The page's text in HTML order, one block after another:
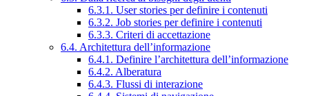
6.3.1. User stories per definire i contenuti
6.3.2. Job stories per definire i contenuti
6.3.3. Criteri di accettazione
6.4. Architettura dell’informazione
6.4.1. Definire l’architettura dell’informazione
6.4.2. Alberatura
6.4.3. Flussi di interazione